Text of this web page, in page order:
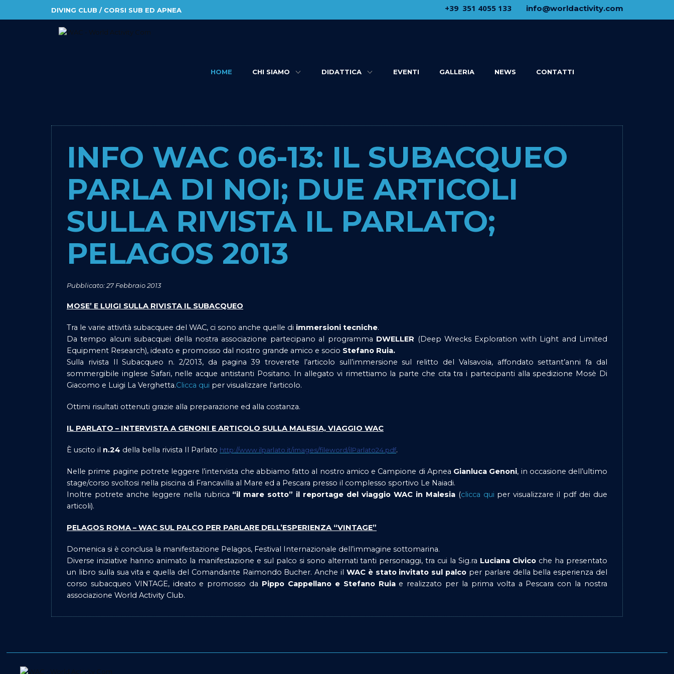
DIVING CLUB / CORSI SUB ED APNEA ​+39 ​ ​351 4055 133 ​info@​worldactivity.com
HOME CHI SIAMO DIDATTICA EVENTI GALLERIA NEWS CONTATTI
INFO WAC 06-13: IL SUBACQUEO
PARLA DI NOI; DUE ARTICOLI
SULLA RIVISTA IL PARLATO;
PELAGOS 2013
Pubblicato: 27 Febbraio 2013
MOSE’ E LUIGI SULLA RIVISTA IL SUBACQUEO
Tra le varie attività subacquee del WAC, ci sono anche quelle di immersioni tecniche.
Da tempo alcuni subacquei della nostra associazione partecipano al programma DWELLER (Deep Wrecks Exploration with Light and Limited
Equipment Research), ideato e promosso dal nostro grande amico e socio Stefano Ruia.
Sulla rivista Il Subacqueo n. 2/2013, da pagina 39 troverete l’articolo sull’immersione sul relitto del Valsavoia, affondato settant’anni fa dal
sommergibile inglese Safari, nelle acque antistanti Positano. In allegato vi rimettiamo la parte che cita tra i partecipanti alla spedizione Mosè Di
Giacomo e Luigi La Verghetta.Clicca qui per visualizzare l'articolo.
Ottimi risultati ottenuti grazie alla preparazione ed alla costanza.
IL PARLATO – INTERVISTA A GENONI E ARTICOLO SULLA MALESIA, VIAGGIO WAC
È uscito il n.24 della bella rivista Il Parlato http://www.ilparlato.it/images/fileword/ilParlato24.pdf.
Nelle prime pagine potrete leggere l’intervista che abbiamo fatto al nostro amico e Campione di Apnea Gianluca Genoni, in occasione dell’ultimo
stage/corso svoltosi nella piscina di Francavilla al Mare ed a Pescara presso il complesso sportivo Le Naiadi.
Inoltre potrete anche leggere nella rubrica “il mare sotto” il reportage del viaggio WAC in Malesia(clicca qui per visualizzare il pdf dei due
articoli).
PELAGOS ROMA – WAC SUL PALCO PER PARLARE DELL’ESPERIENZA “VINTAGE”
Domenica si è conclusa la manifestazione Pelagos, Festival Internazionale dell’immagine sottomarina.
Diverse iniziative hanno animato la manifestazione e sul palco si sono alternati tanti personaggi, tra cui la Sig.ra Luciana Civico che ha presentato
un libro sulla sua vita e quella del Comandante Raimondo Bucher. Anche il WAC è stato invitato sul palco per parlare della bella esperienza del
corso subacqueo VINTAGE, ideato e promosso da Pippo Cappellano e Stefano Ruiae realizzato per la prima volta a Pescara con la nostra
associazione World Activity Club.